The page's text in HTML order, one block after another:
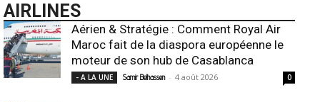
AIRLINES
Aérien & Stratégie : Comment Royal Air
Maroc fait de la diaspora européenne le
moteur de son hub de Casablanca
- A LA UNE Samir Belhassen - 4 août 2026 0